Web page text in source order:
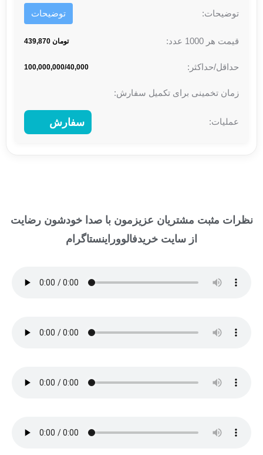
توضیحات
تومان 439,870
100,000,000/40,000
سفارش
نظرات مثبت مشتریان عزیزمون با صدا خودشون رضایت
از سایت خریدفالووراینستاگرام